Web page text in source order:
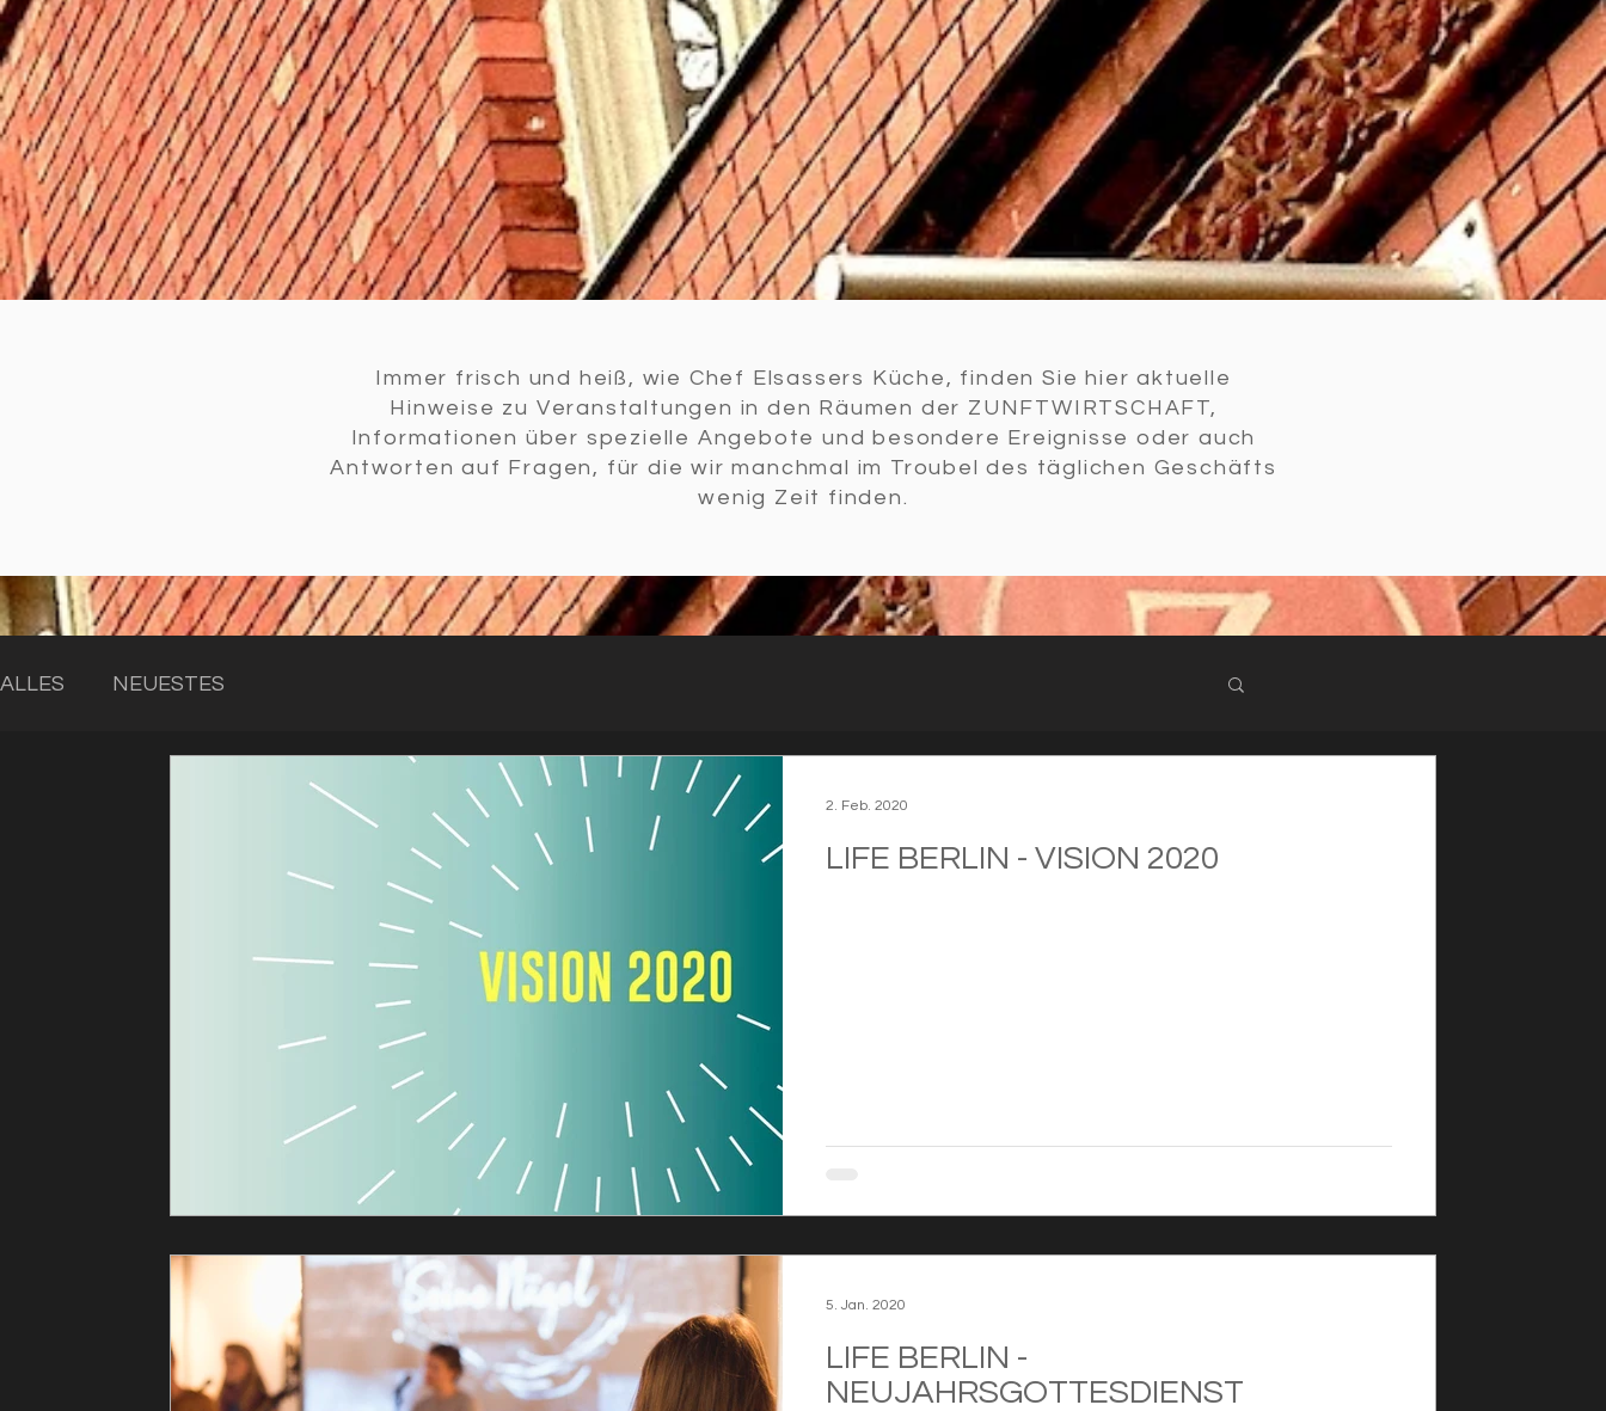
Immer frisch und heiß, wie Chef Elsassers Küche, finden Sie hier aktuelle
Hinweise zu Veranstaltungen in den Räumen der ZUNFTWIRTSCHAFT,
Informationen über spezielle Angebote und besondere Ereignisse oder auch
Antworten auf Fragen, für die wir manchmal im Troubel des täglichen Geschäfts
wenig Zeit finden.
ALLES NEUESTES
LIFE BERLIN - VISION 2020
2. Feb. 2020
LIFE BERLIN -
NEUJAHRSGOTTESDIENST
5. Jan. 2020